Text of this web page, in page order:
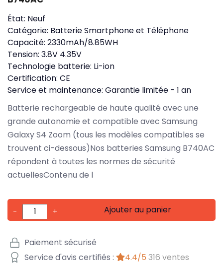
État: Neuf
Catégorie: Batterie Smartphone et Téléphone
Capacité: 2330mAh/8.85WH
Tension: 3.8V 4.35V
Technologie batterie: Li-ion
Certification: CE
Service et maintenance: Garantie limitée - 1 an
Batterie rechargeable de haute qualité avec une
grande autonomie et compatible avec Samsung
Galaxy S4 Zoom (tous les modèles compatibles se
trouvent ci-dessous)Nos batteries Samsung B740AC
répondent à toutes les normes de sécurité
actuellesContenu de l
- + Ajouter au panier
Paiement sécurisé
Service d'avis certifiés :
4.4/5 316 ventes